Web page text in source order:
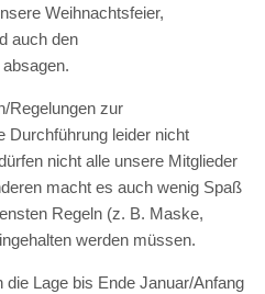
Weihnachtsfeier,
auch den
Regelungen zur
Durchführung leider nicht
nicht alle unsere Mitglieder
macht es auch wenig Spaß
Regeln (z. B. Maske,
werden müssen.
Lage bis Ende Januar/Anfang